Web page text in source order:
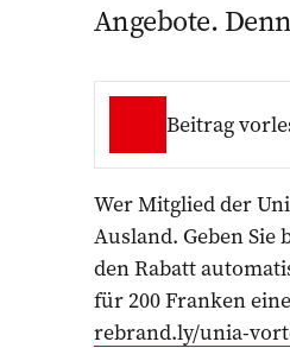
Angebote.
Beitrag
Wer Mitglied der
Ausland. Geben
den Rabatt
für 200 Franken
rebrand.ly/unia-